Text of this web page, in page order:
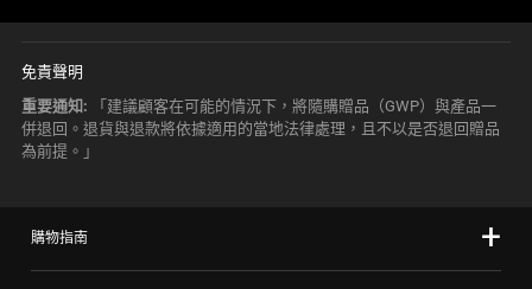
免責聲明
重要通知: 「建議顧客在可能的情況下，將隨購贈品（GWP）與產品一
併退回。退貨與退款將依據適用的當地法律處理，且不以是否退回贈品
為前提。」
購物指南